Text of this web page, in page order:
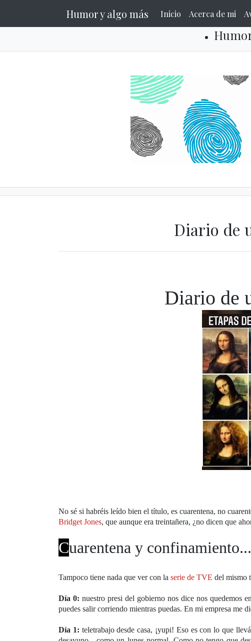
Humor y algo más Inicio Acerca de mi
Diario de
Diario de
No sé si habréis leído bien el título, es cuarentena, no
Bridget Jones, que aunque era treintañera, ¿no dicen que
Cuarentena y
Tampoco tiene nada que ver con la serie de TVE del mismo
Día 0: nuestro presi del gobierno nos dice nos quedemos
puedes salir corriendo mientras puedas. En mi empresa me
Día 1: teletrabajo desde casa, ¡yupi! Eso es con lo que